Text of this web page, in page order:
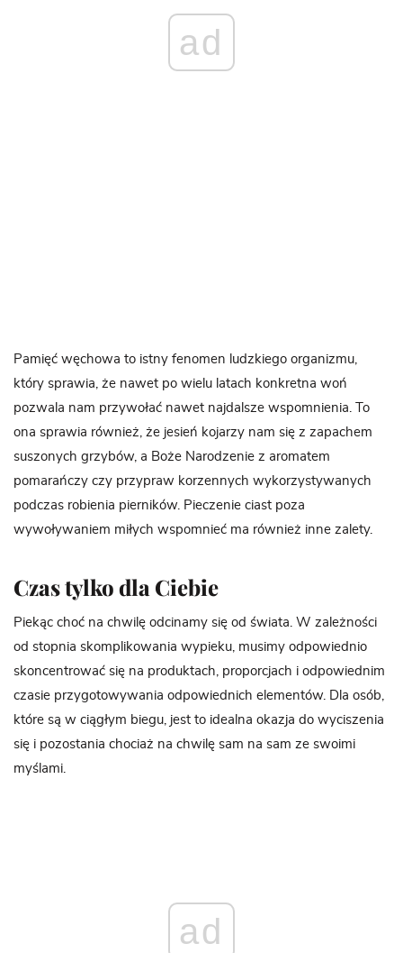
ad
Pamięć węchowa to istny fenomen ludzkiego organizmu,
który sprawia, że nawet po wielu latach konkretna woń
pozwala nam przywołać nawet najdalsze wspomnienia. To
ona sprawia również, że jesień kojarzy nam się z zapachem
suszonych grzybów, a Boże Narodzenie z aromatem
pomarańczy czy przypraw korzennych wykorzystywanych
podczas robienia pierników. Pieczenie ciast poza
wywoływaniem miłych wspomnieć ma również inne zalety.
Czas tylko dla Ciebie
Piekąc choć na chwilę odcinamy się od świata. W zależności
od stopnia skomplikowania wypieku, musimy odpowiednio
skoncentrować się na produktach, proporcjach i odpowiednim
czasie przygotowywania odpowiednich elementów. Dla osób,
które są w ciągłym biegu, jest to idealna okazja do wyciszenia
się i pozostania chociaż na chwilę sam na sam ze swoimi
myślami.
ad